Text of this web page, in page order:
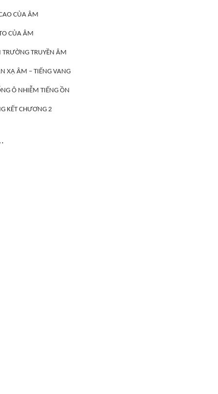
CỦA ÂM
CỦA ÂM
TRUYỀN ÂM
XẠ ÂM – TIẾNG VANG
Ô NHIỄM TIẾNG ỒN
KẾT CHƯƠNG 2